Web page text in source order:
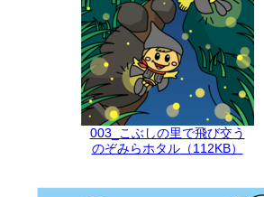
003_こぶしの里で飛び交う
のぞみらホタル（112KB）